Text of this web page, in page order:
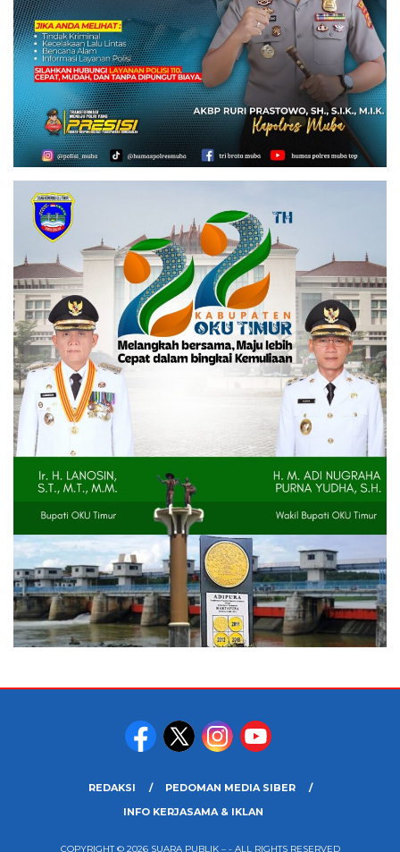
REDAKSI
PEDOMAN MEDIA SIBER
INFO KERJASAMA & IKLAN
COPYRIGHT © 2026 SUARA PUBLIK – - ALL RIGHTS RESERVED